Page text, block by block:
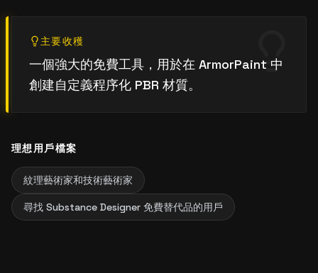
主要收穫
一個強大的免費工具，用於在 ArmorPaint 中
創建自定義程序化 PBR 材質。
理想用戶檔案
紋理藝術家和技術藝術家
尋找 Substance Designer 免費替代品的用戶